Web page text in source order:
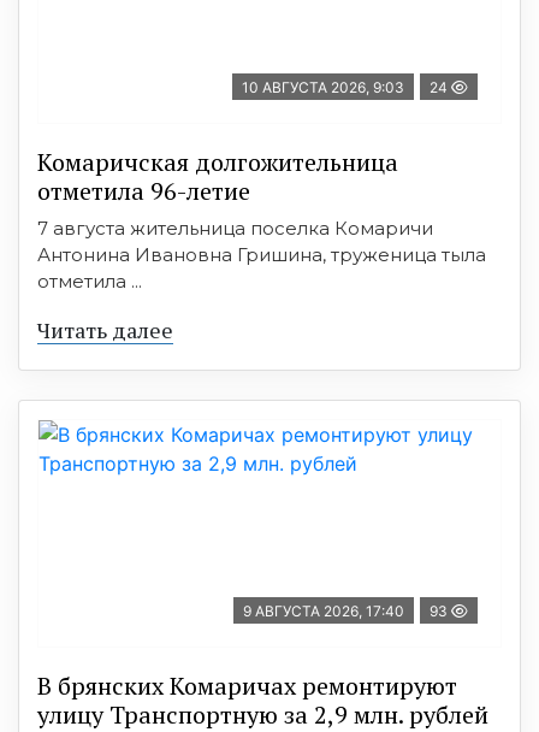
10 АВГУСТА 2026, 9:03 24
Комаричская долгожительница
отметила 96-летие
7 августа жительница поселка Комаричи
Антонина Ивановна Гришина, труженица тыла
отметила ...
Читать далее
9 АВГУСТА 2026, 17:40 93
В брянских Комаричах ремонтируют
улицу Транспортную за 2,9 млн. рублей